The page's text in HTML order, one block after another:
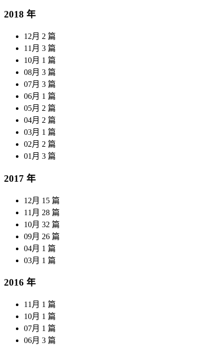
2018 年
12月 2 篇
11月 3 篇
10月 1 篇
08月 3 篇
07月 3 篇
06月 1 篇
05月 2 篇
04月 2 篇
03月 1 篇
02月 2 篇
01月 3 篇
2017 年
12月 15 篇
11月 28 篇
10月 32 篇
09月 26 篇
04月 1 篇
03月 1 篇
2016 年
11月 1 篇
10月 1 篇
07月 1 篇
06月 3 篇